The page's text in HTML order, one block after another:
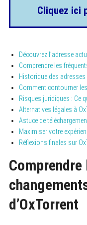
Cliquez ici
Découvrez l’adresse
Comprendre les
Historique des
Comment contourner
Risques juridiques : Ce
Alternatives légales à
Astuce de
Maximiser votre
Réflexions finales sur
d’OxTorrent